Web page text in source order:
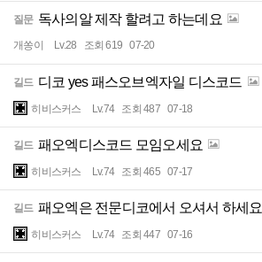
질문 독사의알 제작 할려고 하는데요
개쏭이 Lv.28 조회 619 07-20
길드 디코 yes 패스오브엑자일 디스코드
히비스커스 Lv.74 조회 487 07-18
길드 패오엑디스코드 모임오세요
히비스커스 Lv.74 조회 465 07-17
길드 패오엑은 전문디코에서 오셔서 하세요
히비스커스 Lv.74 조회 447 07-16